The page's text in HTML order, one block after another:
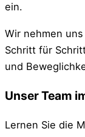
ein.
Wir nehmen
Schritt für
und
Unser Team
Lernen Sie die